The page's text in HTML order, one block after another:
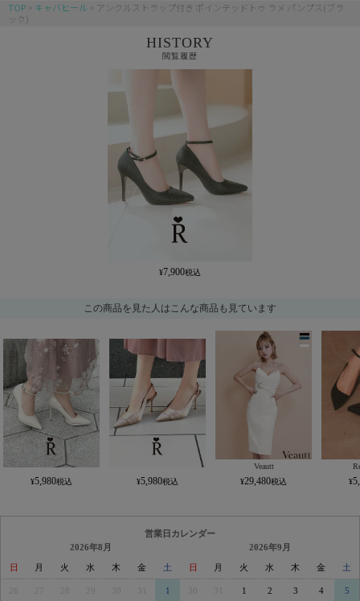
TOP キャバヒール
アンクルストラップ付き ポインテッドトゥ ラメ パンプス(ブラ
ック)
HISTORY
閲覧履歴
7,900
この商品を見た人はこんな商品も見ています
5,980 5,980
Veautt
29,480
営業日カレンダー
2026年8月
日 月 火 水 木 金 土
29 1
2026年9月
日 月 火 水 木 金 土
1 2 3 4 5